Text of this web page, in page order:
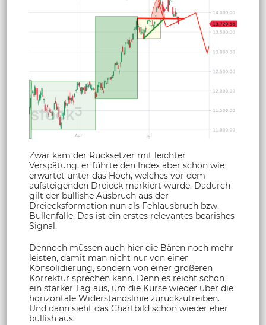
Zwar kam der Rücksetzer mit leichter
Verspätung, er führte den Index aber schon wie
erwartet unter das Hoch, welches vor dem
aufsteigenden Dreieck markiert wurde. Dadurch
gilt der bullishe Ausbruch aus der
Dreiecksformation nun als Fehlausbruch bzw.
Bullenfalle. Das ist ein erstes relevantes bearishes
Signal.
Dennoch müssen auch hier die Bären noch mehr
leisten, damit man nicht nur von einer
Konsolidierung, sondern von einer größeren
Korrektur sprechen kann. Denn es reicht schon
ein starker Tag aus, um die Kurse wieder über die
horizontale Widerstandslinie zurückzutreiben.
Und dann sieht das Chartbild schon wieder eher
bullish aus.